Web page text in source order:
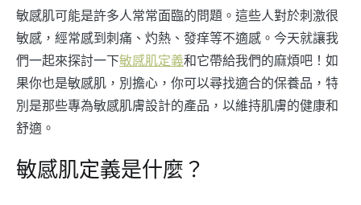
敏感肌可能是許多人常常面臨的問題。這些人對於刺激很
敏感，經常感到刺痛、灼熱、發痒等不適感。今天就讓我
們一起來探討一下敏感肌定義和它帶給我們的麻煩吧！如
果你也是敏感肌，別擔心，你可以尋找適合的保養品，特
別是那些專為敏感肌膚設計的產品，以維持肌膚的健康和
舒適。
敏感肌定義是什麼？